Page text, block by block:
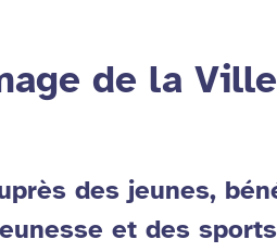
de la
des jeunes,
et des